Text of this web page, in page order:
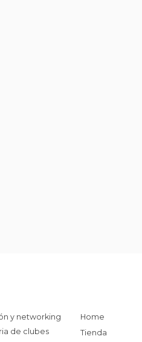
y networking
de clubes
Home
Tienda